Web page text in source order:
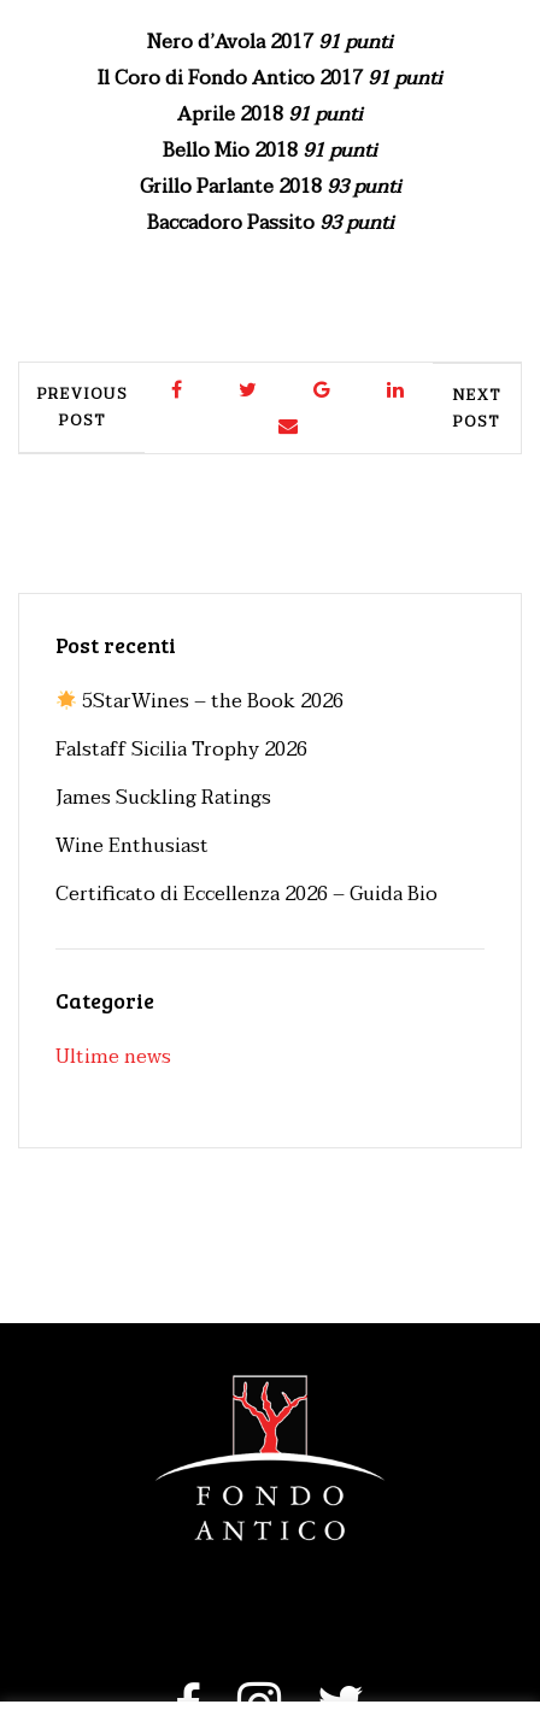
Nero d’Avola 201791 punti
Il Coro di Fondo Antico 201791 punti
Aprile 201891 punti
Bello Mio 201891 punti
Grillo Parlante 201893 punti
Baccadoro Passito93 punti
PREVIOUS
POST
NEXT
POST
Post recenti
5StarWines – the Book 2026
Falstaff Sicilia Trophy 2026
James Suckling Ratings
Wine Enthusiast
Certificato di Eccellenza 2026 – Guida Bio
Categorie
Ultime news